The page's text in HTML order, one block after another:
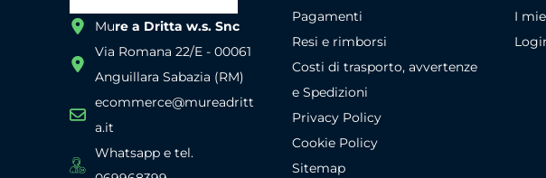
Mure a Dritta w.s. Snc
Via Romana 22/E - 00061
Anguillara Sabazia (RM)
ecommerce@mureadritt
a.it
Whatsapp e tel.
Pagamenti
Resi e rimborsi
Costi di trasporto, avvertenze
e Spedizioni
Privacy Policy
Cookie Policy
Sitemap
I